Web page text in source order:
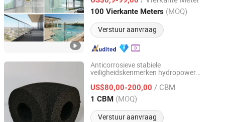
15mm 19mm
100 Vierkante Meters (MOQ)
Verstuur aanvraag
Shandong, China Sinds 2006
Anticorrosieve stabiele
veiligheidskenmerken hydropower
schuimglas
US$80,00-200,00 / CBM
1 CBM (MOQ)
Verstuur aanvraag
Herence New Material Technology Co., Ltd
Jiangsu, China Sinds 2025